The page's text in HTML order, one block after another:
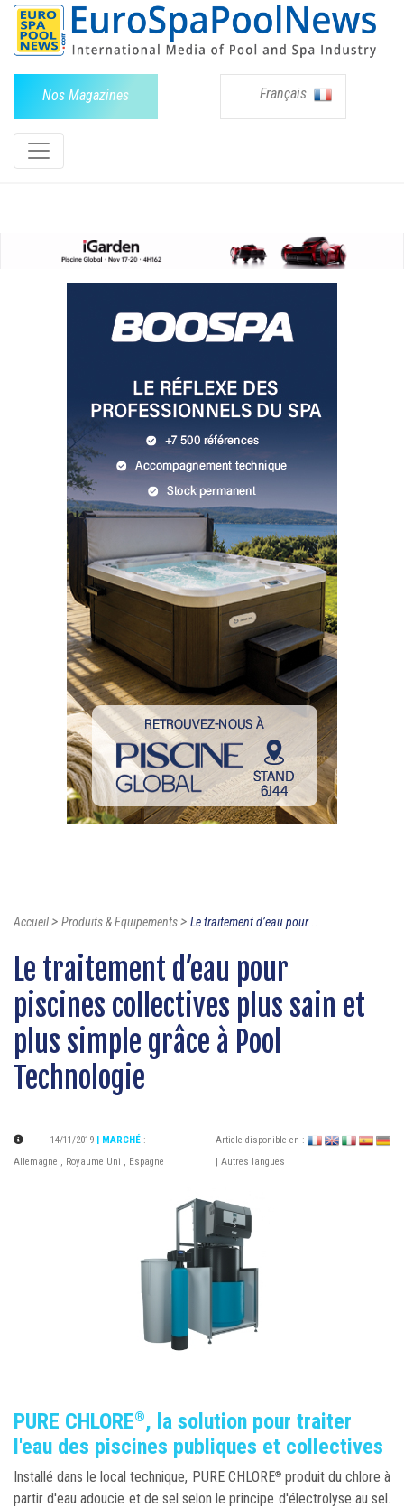
Nos Magazines Français
Accueil> Produits & Equipements> Le traitement d’eau pour...
Le traitement d’eau pour
piscines collectives plus sain et
plus simple grâce à Pool
Technologie
14/11/2019 | MARCHÉ :
Allemagne , Royaume Uni , Espagne
Article disponible en :
| Autres langues
PURE CHLORE®, la solution pour traiter
l'eau des piscines publiques et collectives
Installé dans le local technique, PURE CHLORE®produit du chlore à
partir d'eau adoucie et de sel selon le principe d'électrolyse au sel.